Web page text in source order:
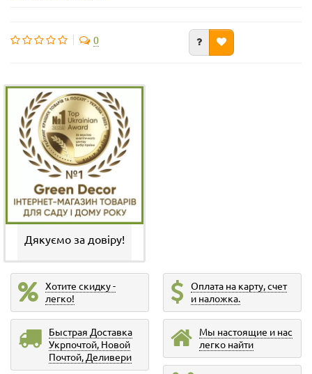
0
Дякуємо за довіру!
Хотите скидку -
легко!
Оплата на карту, счет
и наложка.
Быстрая Доставка
Укрпочтой, Новой
Почтой, Деливери
Мы настоящие и нас
легко найти